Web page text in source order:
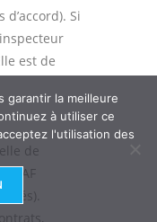
d’accord). Si
est de
de
garantir la meilleure
à utiliser ce
l'utilisation des